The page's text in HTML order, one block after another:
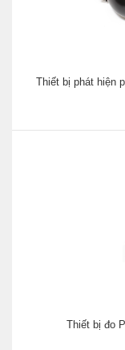
Thiết bị phát hiện
Thiết bị đo